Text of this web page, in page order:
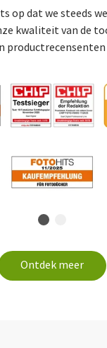
op dat we steeds
kwaliteit van de
productrecensenten
Ontdek meer